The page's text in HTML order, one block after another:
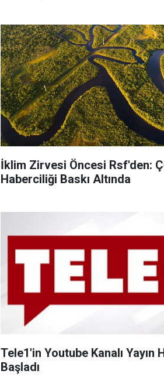
İklim Zirvesi Öncesi Rsf'den:
Haberciliği Baskı Altında
Tele1'in Youtube Kanalı Yayın
Başladı